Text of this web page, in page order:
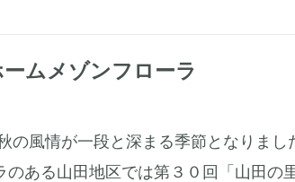
ムメゾンフローラ
の風情が一段と深まる季節となりまし
ある山田地区では第３０回「山田の